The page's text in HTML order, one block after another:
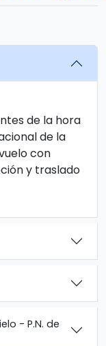
de la hora
de la
con
y traslado
- P.N. de